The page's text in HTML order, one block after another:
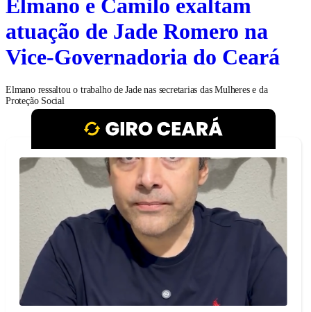
atuação de Jade Romero na
Vice-Governadoria do Ceará
Elmano ressaltou o trabalho de Jade nas secretarias das Mulheres e da
Proteção Social